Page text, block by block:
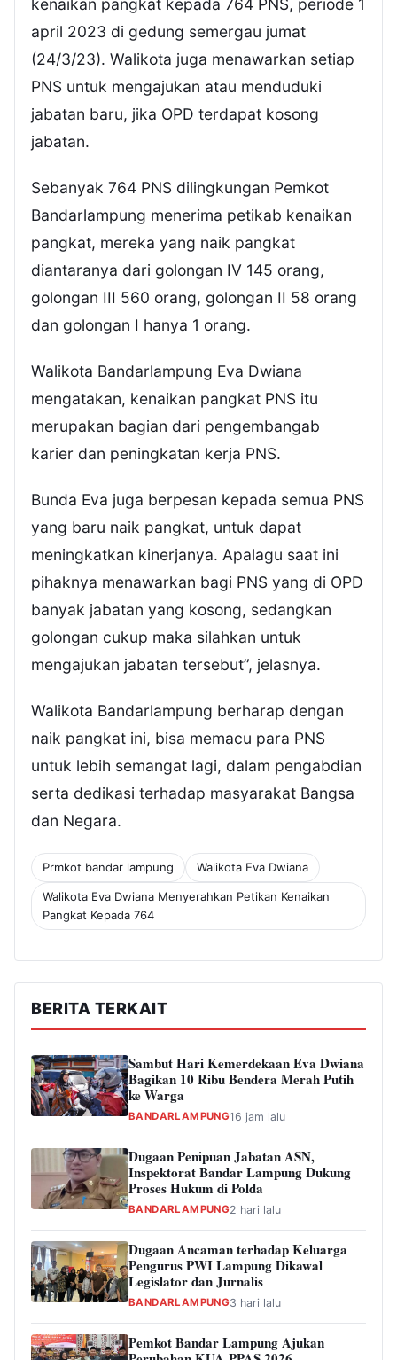
kenaikan pangkat kepada 764 PNS, periode 1
april 2023 di gedung semergau jumat
(24/3/23). Walikota juga menawarkan setiap
PNS untuk mengajukan atau menduduki
jabatan baru, jika OPD terdapat kosong
jabatan.
Sebanyak 764 PNS dilingkungan Pemkot
Bandarlampung menerima petikab kenaikan
pangkat, mereka yang naik pangkat
diantaranya dari golongan IV 145 orang,
golongan III 560 orang, golongan II 58 orang
dan golongan I hanya 1 orang.
Walikota Bandarlampung Eva Dwiana
mengatakan, kenaikan pangkat PNS itu
merupakan bagian dari pengembangab
karier dan peningkatan kerja PNS.
Bunda Eva juga berpesan kepada semua PNS
yang baru naik pangkat, untuk dapat
meningkatkan kinerjanya. Apalagu saat ini
pihaknya menawarkan bagi PNS yang di OPD
banyak jabatan yang kosong, sedangkan
golongan cukup maka silahkan untuk
mengajukan jabatan tersebut”, jelasnya.
Walikota Bandarlampung berharap dengan
naik pangkat ini, bisa memacu para PNS
untuk lebih semangat lagi, dalam pengabdian
serta dedikasi terhadap masyarakat Bangsa
dan Negara.
Prmkot bandar lampung Walikota Eva Dwiana
Walikota Eva Dwiana Menyerahkan Petikan Kenaikan
Pangkat Kepada 764
BERITA TERKAIT
Sambut Hari Kemerdekaan Eva Dwiana
Bagikan 10 Ribu Bendera Merah Putih
ke Warga
BANDARLAMPUNG16 jam lalu
Dugaan Penipuan Jabatan ASN,
Inspektorat Bandar Lampung Dukung
Proses Hukum di Polda
BANDARLAMPUNG2 hari lalu
Dugaan Ancaman terhadap Keluarga
Pengurus PWI Lampung Dikawal
Legislator dan Jurnalis
BANDARLAMPUNG3 hari lalu
Pemkot Bandar Lampung Ajukan